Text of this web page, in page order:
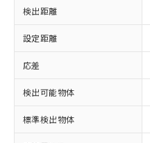
検出距離
設定距離
応差
検出可能物体
標準検出物体